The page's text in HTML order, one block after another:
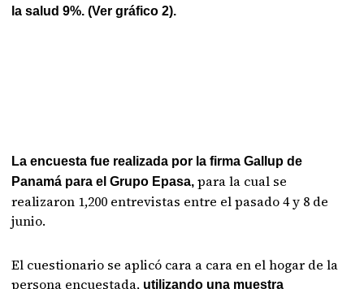
la salud 9%. (Ver gráfico 2).
La encuesta fue realizada por la firma Gallup de
Panamá para el Grupo Epasa,para la cual se
realizaron 1,200 entrevistas entre el pasado 4 y 8 de
junio.
El cuestionario se aplicó cara a cara en el hogar de la
persona encuestada, utilizando una muestra